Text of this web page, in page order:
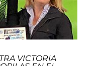
VICTORIA